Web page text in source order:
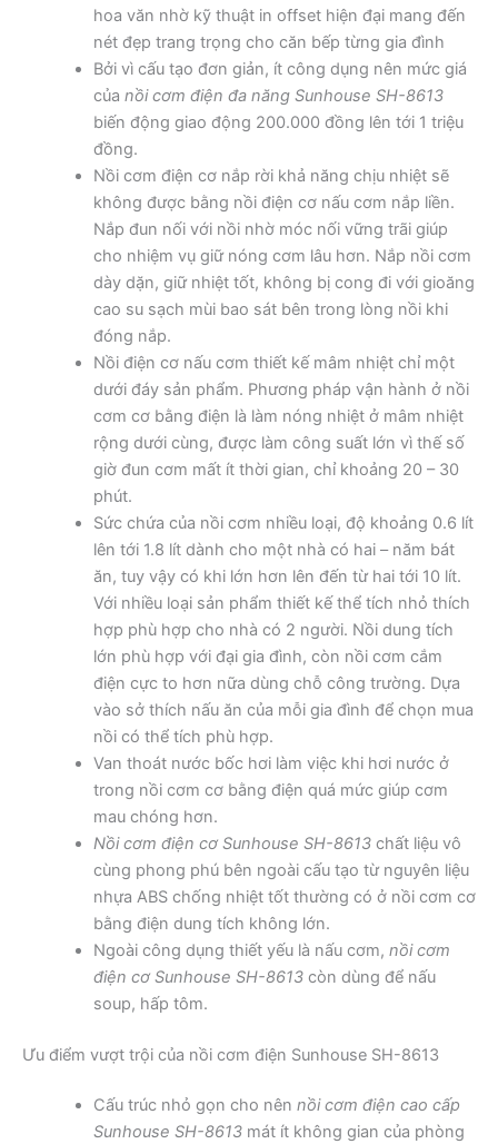
hoa văn nhờ kỹ thuật in offset hiện đại mang đến
nét đẹp trang trọng cho căn bếp từng gia đình
Bởi vì cấu tạo đơn giản, ít công dụng nên mức giá
của nồi cơm điện đa năng Sunhouse SH-8613
biến động giao động 200.000 đồng lên tới 1 triệu
đồng.
Nồi cơm điện cơ nắp rời khả năng chịu nhiệt sẽ
không được bằng nồi điện cơ nấu cơm nắp liền.
Nắp đun nối với nồi nhờ móc nối vững trãi giúp
cho nhiệm vụ giữ nóng cơm lâu hơn. Nắp nồi cơm
dày dặn, giữ nhiệt tốt, không bị cong đi với gioăng
cao su sạch mùi bao sát bên trong lòng nồi khi
đóng nắp.
Nồi điện cơ nấu cơm thiết kế mâm nhiệt chỉ một
dưới đáy sản phẩm. Phương pháp vận hành ở nồi
cơm cơ bằng điện là làm nóng nhiệt ở mâm nhiệt
rộng dưới cùng, được làm công suất lớn vì thế số
giờ đun cơm mất ít thời gian, chỉ khoảng 20 – 30
phút.
Sức chứa của nồi cơm nhiều loại, độ khoảng 0.6 lít
lên tới 1.8 lít dành cho một nhà có hai – năm bát
ăn, tuy vậy có khi lớn hơn lên đến từ hai tới 10 lít.
Với nhiều loại sản phẩm thiết kế thể tích nhỏ thích
hợp phù hợp cho nhà có 2 người. Nồi dung tích
lớn phù hợp với đại gia đình, còn nồi cơm cắm
điện cực to hơn nữa dùng chỗ công trường. Dựa
vào sở thích nấu ăn của mỗi gia đình để chọn mua
nồi có thể tích phù hợp.
Van thoát nước bốc hơi làm việc khi hơi nước ở
trong nồi cơm cơ bằng điện quá mức giúp cơm
mau chóng hơn.
Nồi cơm điện cơ Sunhouse SH-8613chất liệu vô
cùng phong phú bên ngoài cấu tạo từ nguyên liệu
nhựa ABS chống nhiệt tốt thường có ở nồi cơm cơ
bằng điện dung tích không lớn.
Ngoài công dụng thiết yếu là nấu cơm, nồi cơm
điện cơ Sunhouse SH-8613còn dùng để nấu
soup, hấp tôm.
Ưu điểm vượt trội của nồi cơm điện Sunhouse SH-8613
Cấu trúc nhỏ gọn cho nên nồi cơm điện cao cấp
Sunhouse SH-8613mát ít không gian của phòng